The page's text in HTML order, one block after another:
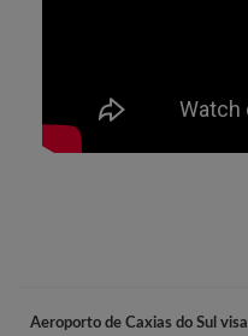
Aeroporto de Caxias do Sul visa